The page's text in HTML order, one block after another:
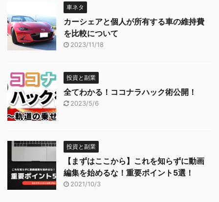
車ネタ
カーシェアと個人が所有する車の維持費
を比較について
2023/11/18
投資と副業
全てわかる！ココナラハック術公開！
2023/5/6
投資と副業
【まずはここから】これを知らずに動画
編集を始めるな！重要ポイント5選！
2021/10/3